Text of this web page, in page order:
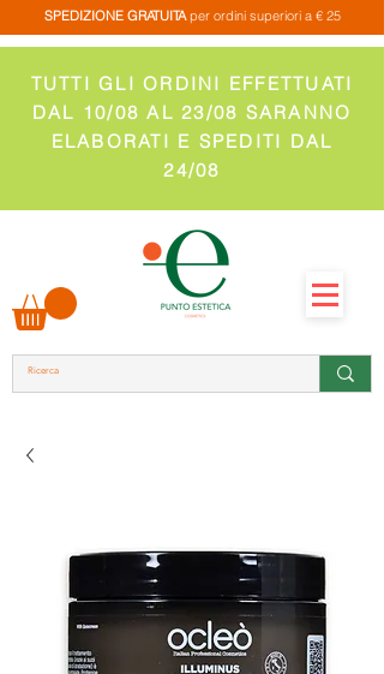
SPEDIZIONE GRATUITAper ordini superiori a € 25
TUTTI GLI ORDINI EFFETTUATI
DAL 10/08 AL 23/08 SARANNO
ELABORATI E SPEDITI DAL
24/08